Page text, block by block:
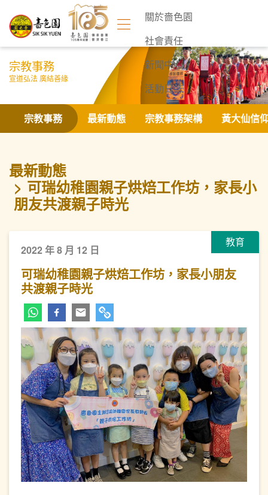
關於嗇色園
社會責任
新聞中心
活動日誌
聯絡我們
宗教事務
宣道弘法 廣結善緣
宗教事務 最新動態 宗教事務架構 黃大仙信
最新動態
可瑞幼稚園親子烘焙工作坊，家長小
朋友共渡親子時光
教育
2022 年 8 月 12 日
可瑞幼稚園親子烘焙工作坊，家長小朋友
共渡親子時光